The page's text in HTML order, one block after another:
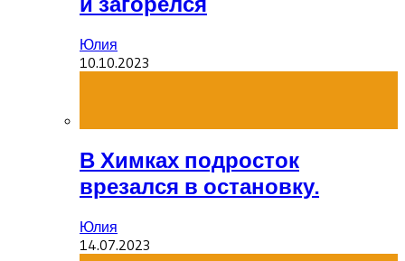
Юлия
10.10.2023
В Химках подросток
врезался в остановку.
Юлия
14.07.2023